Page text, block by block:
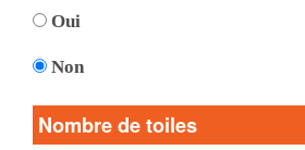
Oui
Non
Nombre de toiles